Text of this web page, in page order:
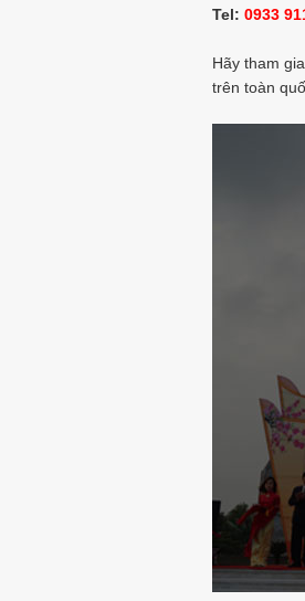
Tel: 0933
Hãy tham
trên toàn